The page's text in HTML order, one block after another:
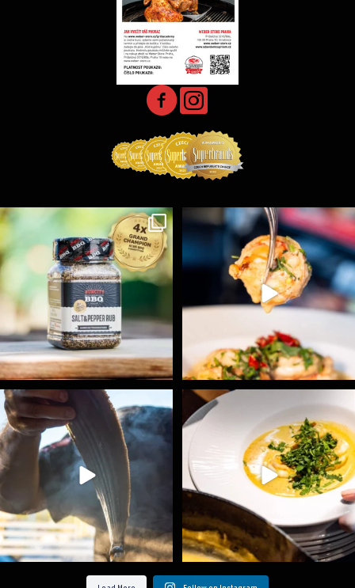
Koření Suncity – autentická BBQ chuť u vás doma!...
1 0
Spoustu podobných triků, které vám usnadní nejenom ...
9 0
Ryba na grilu je opravdu rychlá, a stejně tak Všechny fámozní recepty, které znáte z našich
0